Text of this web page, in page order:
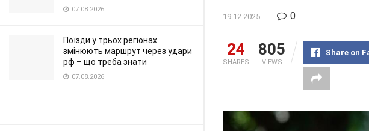
07.08.2026
Поїзди у трьох регіонах
змінюють маршрут через удари
рф – що треба знати
07.08.2026
19.12.2025 0
24
SHARES
805
VIEWS
Share on